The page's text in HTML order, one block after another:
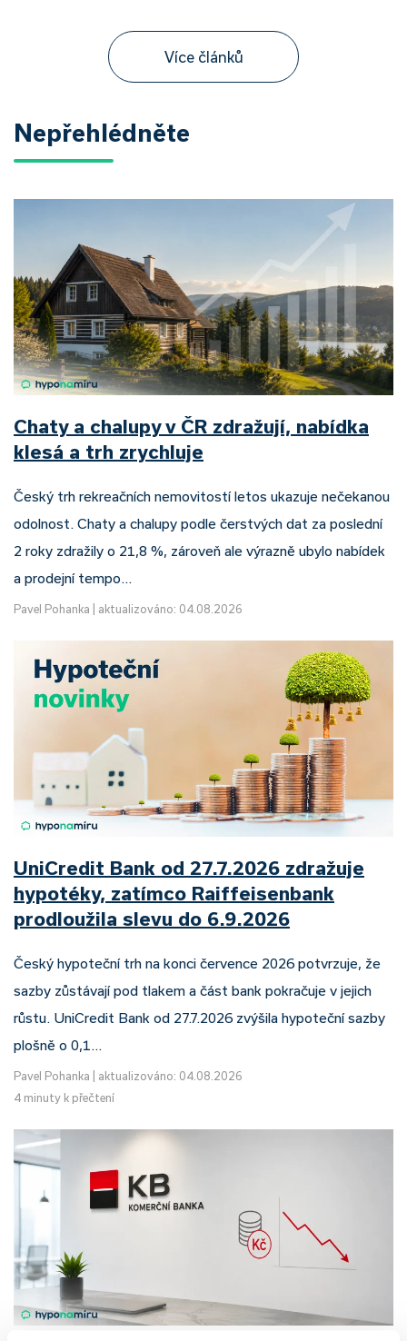
Více článků
Nepřehlédněte
Chaty a chalupy v ČR zdražují, nabídka
klesá a trh zrychluje
Český trh rekreačních nemovitostí letos ukazuje nečekanou
odolnost. Chaty a chalupy podle čerstvých dat za poslední
2 roky zdražily o 21,8 %, zároveň ale výrazně ubylo nabídek
a prodejní tempo…
Pavel Pohanka aktualizováno: 04.08.2026
UniCredit Bank od 27.7.2026 zdražuje
hypotéky, zatímco Raiffeisenbank
prodloužila slevu do 6.9.2026
Český hypoteční trh na konci července 2026 potvrzuje, že
sazby zůstávají pod tlakem a část bank pokračuje v jejich
růstu. UniCredit Bank od 27.7.2026 zvýšila hypoteční sazby
plošně o 0,1…
Pavel Pohanka
aktualizováno: 04.08.2026
4 minuty k přečtení